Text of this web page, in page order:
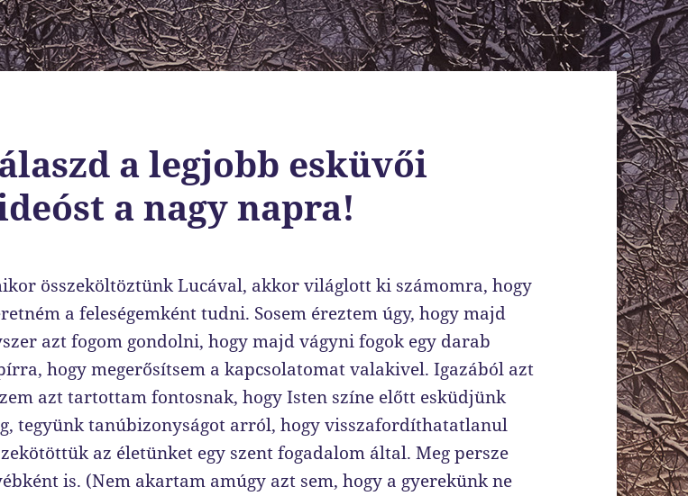
a legjobb esküvői
a nagy napra!
összeköltöztünk Lucával, akkor világlott ki számomra, hogy
a feleségemként tudni. Sosem éreztem úgy, hogy majd
azt fogom gondolni, hogy majd vágyni fogok egy darab
hogy megerősítsem a kapcsolatomat valakivel. Igazából azt
azt tartottam fontosnak, hogy Isten színe előtt esküdjünk
tegyünk tanúbizonyságot arról, hogy visszafordíthatatlanul
az életünket egy szent fogadalom által. Meg persze
is. (Nem akartam amúgy azt sem, hogy a gyerekünk ne